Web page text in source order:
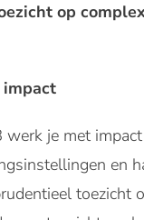
op
impact
werk je met
en
toezicht